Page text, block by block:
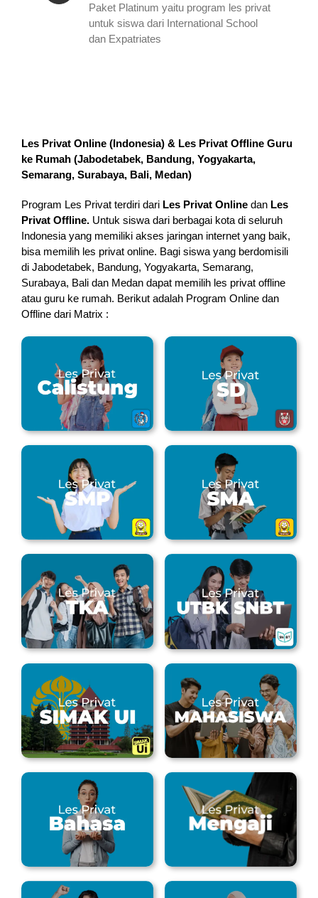
Paket Platinum yaitu program les privat
untuk siswa dari International School
dan Expatriates
Les Privat Online (Indonesia) & Les Privat Offline Guru
ke Rumah (Jabodetabek, Bandung, Yogyakarta,
Semarang, Surabaya, Bali, Medan)
Program Les Privat terdiri dari Les Privat Online dan Les
Privat Offline. Untuk siswa dari berbagai kota di seluruh
Indonesia yang memiliki akses jaringan internet yang baik,
bisa memilih les privat online. Bagi siswa yang berdomisili
di Jabodetabek, Bandung, Yogyakarta, Semarang,
Surabaya, Bali dan Medan dapat memilih les privat offline
atau guru ke rumah. Berikut adalah Program Online dan
Offline dari Matrix :